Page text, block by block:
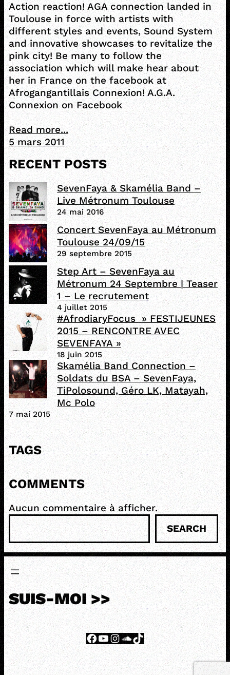
Action reaction! AGA connection landed in
Toulouse in force with artists with
different styles and events, Sound System
and innovative showcases to revitalize the
pink city! Be many to follow the
association which will make hear about
her in France on the facebook at
Afrogangantillais Connexion! A.G.A.
Connexion on Facebook
Read more...
5 mars 2011
RECENT POSTS
SevenFaya & Skamélia Band –
Live Métronum Toulouse
24 mai 2016
Concert SevenFaya au Métronum
Toulouse 24/09/15
29 septembre 2015
Step Art – SevenFaya au
Métronum 24 Septembre | Teaser
1 – Le recrutement
4 juillet 2015
#AfrodiaryFocus » FESTIJEUNES
2015 – RENCONTRE AVEC
SEVENFAYA »
18 juin 2015
Skamélia Band Connection –
Soldats du BSA – SevenFaya,
TiPolosound, Géro LK, Matayah,
Mc Polo
7 mai 2015
TAGS
COMMENTS
Aucun commentaire à afficher.
R
e
c
h
e
c
h
e
r
SEARCH
SUIS-MOI >>
FacebookYouTubeInstagram
SoundCloudTikTok